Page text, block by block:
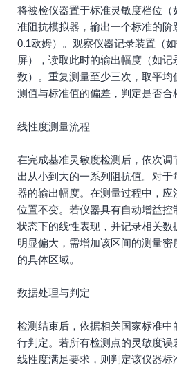
将被检仪器置于标准灵敏度档位
准阻抗模拟器，输出一个标准的阶
0.1欧姆）。观察仪器记录装置（
屏），读取此时的输出幅度（如
数）。重复测量至少三次，取平
测值与标准值的偏差，判定是否合
线性度测量流程
在完成基准灵敏度检测后，依次
出从小到大的一系列阻抗值。对于
器的输出幅度。在测量过程中，应
位置不变。若仪器具有自动增益控
状态下的线性表现，并记录相关
明显偏大，需增加该区间的测量密
的具体区域。
数据处理与判定
检测结束后，依据相关国家标准
行判定。若所有检测点的灵敏度误
线性度满足要求，则判定该仪器